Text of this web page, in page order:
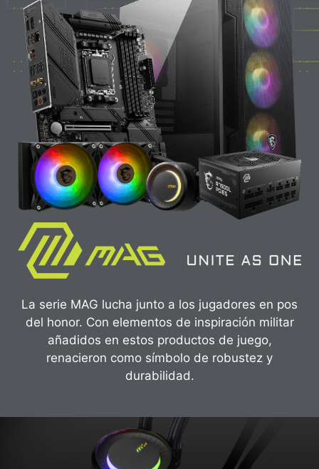
La serie MAG lucha junto a los jugadores en pos
del honor. Con elementos de inspiración militar
añadidos en estos productos de juego,
renacieron como símbolo de robustez y
durabilidad.